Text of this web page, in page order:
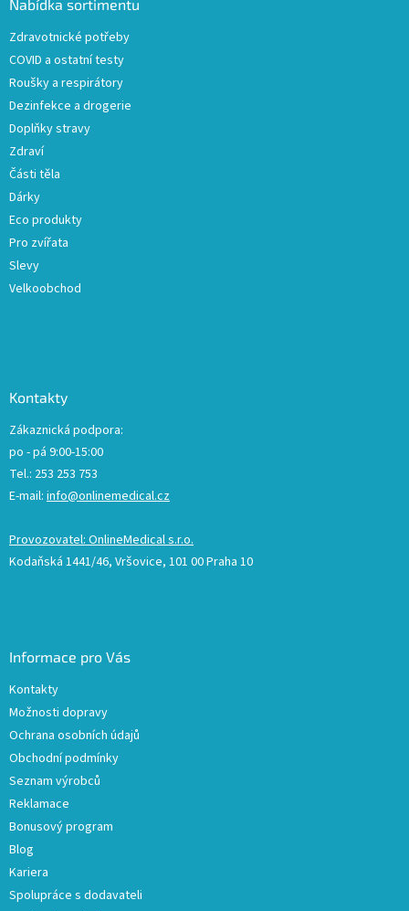
Nabídka sortimentu
Zdravotnické potřeby
COVID a ostatní testy
Roušky a respirátory
Dezinfekce a drogerie
Doplňky stravy
Zdraví
Části těla
Dárky
Eco produkty
Pro zvířata
Slevy
Velkoobchod
Kontakty
Zákaznická podpora:
po - pá 9:00-15:00
Tel.: 253 253 753
E-mail: info@onlinemedical.cz
Provozovatel: OnlineMedical s.r.o.
Kodaňská 1441/46, Vršovice, 101 00 Praha 10
Informace pro Vás
Kontakty
Možnosti dopravy
Ochrana osobních údajů
Obchodní podmínky
Seznam výrobců
Reklamace
Bonusový program
Blog
Kariera
Spolupráce s dodavateli